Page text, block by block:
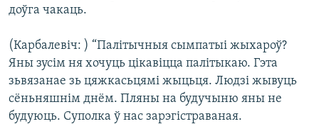
доўга чакаць.
(Карбалевіч: ) “Палітычныя сымпатыі жыхароў?
Яны зусім ня хочуць цікавіцца палітыкаю. Гэта
зьвязанае зь цяжкасьцямі жыцьця. Людзі жывуць
сёньняшнім днём. Пляны на будучыню яны не
будуюць. Суполка ў нас зарэгістраваная.